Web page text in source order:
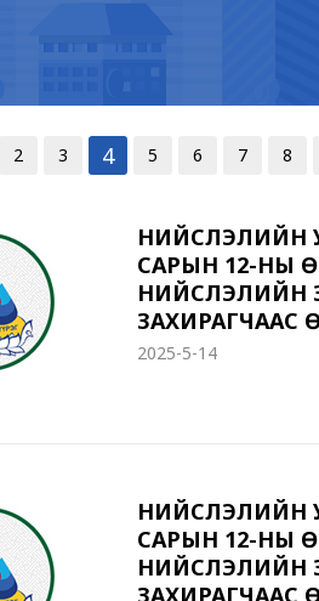
2 3 4 5 6 7 8
НИЙСЛЭЛИЙН
САРЫН 12-НЫ
НИЙСЛЭЛИЙН
ЗАХИРАГЧААС
2025-5-14
НИЙСЛЭЛИЙН
САРЫН 12-НЫ
НИЙСЛЭЛИЙН
ЗАХИРАГЧААС